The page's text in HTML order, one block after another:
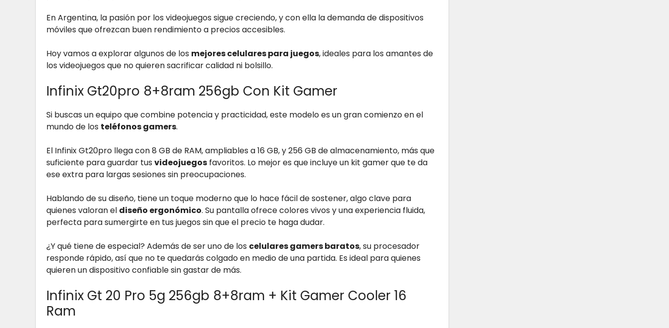
En Argentina, la pasión por los videojuegos sigue creciendo, y con ella la demanda de dispositivos
móviles que ofrezcan buen rendimiento a precios accesibles.
Hoy vamos a explorar algunos de los mejores celulares para juegos, ideales para los amantes de
los videojuegos que no quieren sacrificar calidad ni bolsillo.
Infinix Gt20pro 8+8ram 256gb Con Kit Gamer
Si buscas un equipo que combine potencia y practicidad, este modelo es un gran comienzo en el
mundo de los teléfonos gamers.
El Infinix Gt20pro llega con 8 GB de RAM, ampliables a 16 GB, y 256 GB de almacenamiento, más que
suficiente para guardar tus videojuegos favoritos. Lo mejor es que incluye un kit gamer que te da
ese extra para largas sesiones sin preocupaciones.
Hablando de su diseño, tiene un toque moderno que lo hace fácil de sostener, algo clave para
quienes valoran el diseño ergonómico. Su pantalla ofrece colores vivos y una experiencia fluida,
perfecta para sumergirte en tus juegos sin que el precio te haga dudar.
¿Y qué tiene de especial? Además de ser uno de los celulares gamers baratos, su procesador
responde rápido, así que no te quedarás colgado en medio de una partida. Es ideal para quienes
quieren un dispositivo confiable sin gastar de más.
Infinix Gt 20 Pro 5g 256gb 8+8ram + Kit Gamer Cooler 16
Ram